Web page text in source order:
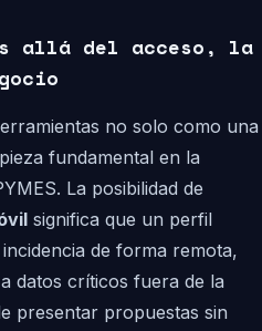
allá del acceso, la
no solo como una
fundamental en la
La posibilidad de
significa que un perfil
de forma remota,
datos críticos fuera de la
presentar propuestas sin